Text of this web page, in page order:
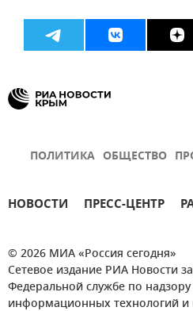
ПОЛИТИКА ОБЩЕСТВО
НОВОСТИ ПРЕСС-ЦЕНТР
© 2026 МИА «Россия сегодня»
Сетевое издание РИА Новости
Федеральной службе по
информационных технологий